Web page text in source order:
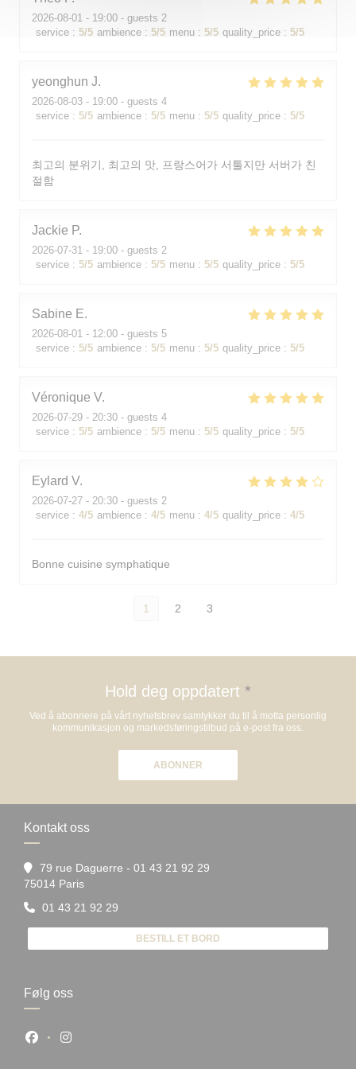
2026-08-01 - 19:00 - guests 2
service : 5/5 ambience : 5/5 menu : 5/5 quality_price : 5/5
yeonghun J
2026-08-03 - 19:00 - guests 4
service : 5/5 ambience : 5/5 menu : 5/5 quality_price : 5/5
최고의 분위기, 최고의 맛, 프랑스어가 서툴지만 서버가 친
절함
Jackie P
2026-07-31 - 19:00 - guests 2
service : 5/5 ambience : 5/5 menu : 5/5 quality_price : 5/5
Sabine E
2026-08-01 - 12:00 - guests 5
service : 5/5 ambience : 5/5 menu : 5/5 quality_price : 5/5
Véronique V
2026-07-29 - 20:30 - guests 4
service : 5/5 ambience : 5/5 menu : 5/5 quality_price : 5/5
Eylard V
2026-07-27 - 20:30 - guests 2
service : 4/5 ambience : 4/5 menu : 4/5 quality_price : 4/5
Bonne cuisine symphatique
1 2 3
Hold deg oppdatert *
Ved å abonnere på vårt nyhetsbrev samtykker du til å motta personlig
kommunikasjon og markedsføringstilbud på e-post fra oss.
ABONNER
Kontakt oss
79 rue Daguerre - 01 43 21 92 29
75014 Paris((åpner i et nytt vindu))
01 43 21 92 29
BESTILL ET BORD
Følg oss
Facebook ((åpner i et nytt vindu))
Instagram ((åpner i et nytt vindu))